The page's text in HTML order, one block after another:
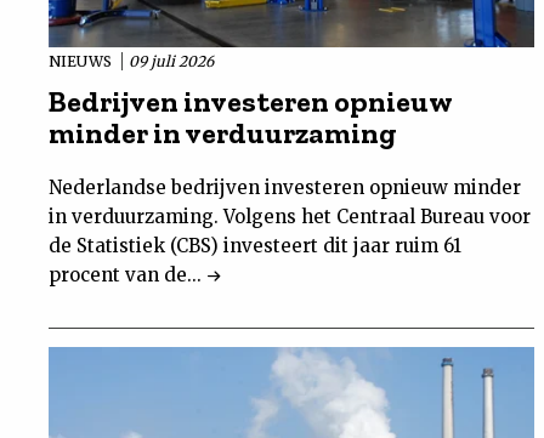
NIEUWS 09 juli 2026
Bedrijven investeren opnieuw
minder in verduurzaming
Nederlandse bedrijven investeren opnieuw minder
in verduurzaming. Volgens het Centraal Bureau voor
de Statistiek (CBS) investeert dit jaar ruim 61
procent van de...